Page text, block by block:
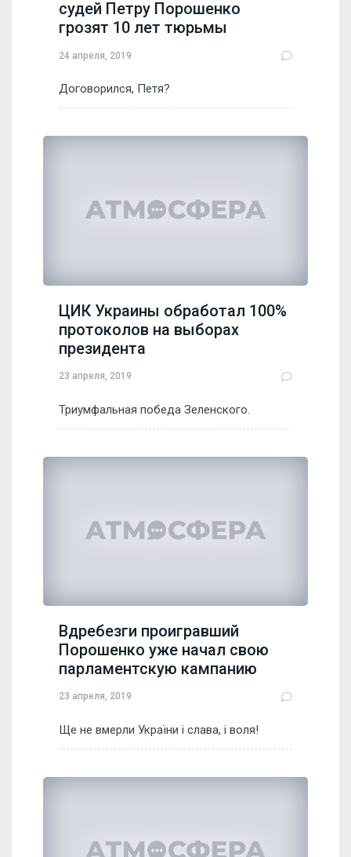
судей Петру Порошенко
грозят 10 лет тюрьмы
24 апреля, 2019
Договорился, Петя?
ЦИК Украины обработал 100%
протоколов на выборах
президента
23 апреля, 2019
Триумфальная победа Зеленского.
Вдребезги проигравший
Порошенко уже начал свою
парламентскую кампанию
23 апреля, 2019
Ще не вмерли України і слава, і воля!